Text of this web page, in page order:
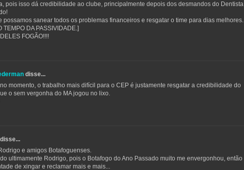
pois isso dá credibilidade ao clube, principalmente depois dos desmandos do Dentista
possamos sanear todos os problemas financeiros e resgatar o time para dias melhores.
TEMPO DA PASSIVIDADE.]
FOGÃO!!!!
disse...
no momento, o trabalho mais difícil para o CEP é justamente resgatar a credibilidade do
o sem vergonha do MA jogou no lixo.
disse...
e amigos Botafoguenses.
ultimamente Rodrigo, pois o Botafogo do Ano Passado muito me envergonhou, então
de xingar e reclamar mais e mais...